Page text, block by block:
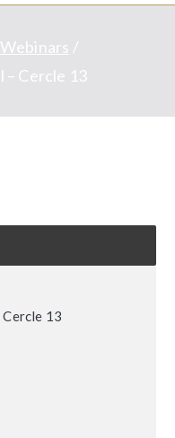
– Cercle 13
Cercle 13